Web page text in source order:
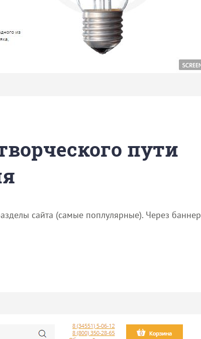
пути
сайта (самые поплулярные). Через баннер